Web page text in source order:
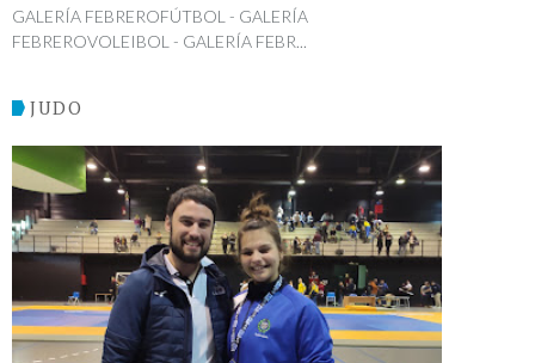
GALERÍA FEBREROFÚTBOL - GALERÍA
FEBREROVOLEIBOL - GALERÍA FEBR...
JUDO